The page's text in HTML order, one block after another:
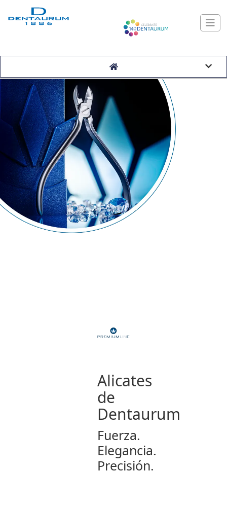
Alicates
de
Dentaurum
Fuerza.
Elegancia.
Precisión.